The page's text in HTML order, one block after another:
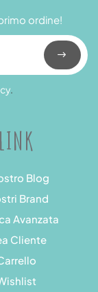
LINK
Blog
Brand
Avanzata
Cliente
ordine!